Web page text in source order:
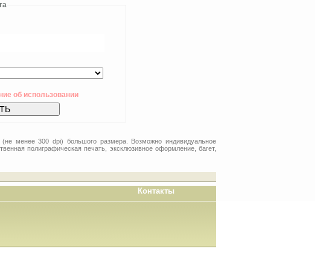
об использовании
(не менее 300 dpi) большого размера. Возможно индивидуальное
полиграфическая печать, эксклюзивное оформление, багет,
Контакты